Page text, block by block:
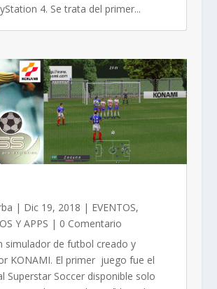
4.​ Se trata del primer...
| Dic 19, 2018 | EVENTOS,
Y APPS | 0 Comentario
simulador de futbol creado y
KONAMI. El primer juego fue el
Superstar Soccer disponible solo